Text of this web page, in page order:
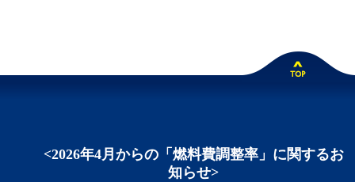
<2026年4月からの「燃料費調整率」に関するお
知らせ>